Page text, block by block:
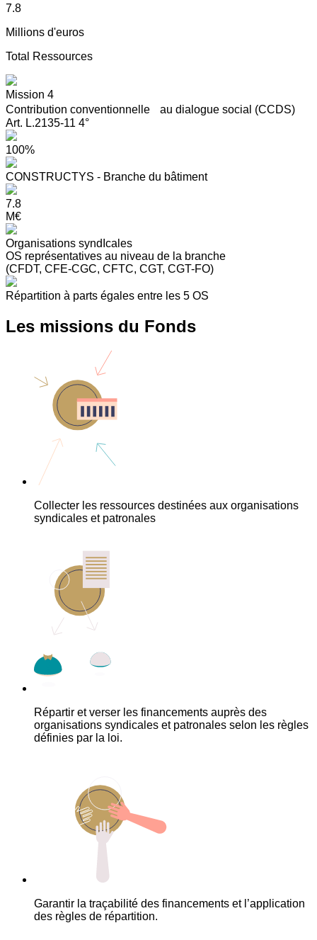
7.8
Millions d'euros
Total Ressources
Mission 4
Contribution conventionnelle au dialogue social (CCDS)
Art. L.2135-11 4°
100%
CONSTRUCTYS - Branche du bâtiment
7.8
M€
Organisations syndIcales
OS représentatives au niveau de la branche
(CFDT, CFE-CGC, CFTC, CGT, CGT-FO)
Répartition à parts égales entre les 5 OS
Les missions du Fonds
Collecter les ressources destinées aux organisations
syndicales et patronales
Répartir et verser les financements auprès des
organisations syndicales et patronales selon les règles
définies par la loi.
Garantir la traçabilité des financements et l’application
des règles de répartition.